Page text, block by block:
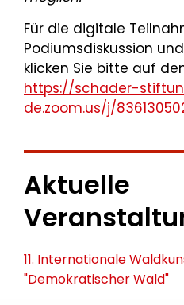
Für die digitale
Podiumsdiskussion
klicken Sie bitte auf
https://schader-
de.zoom.us/j/
Aktuelle
11. Internationale
"Demokratischer Wald"